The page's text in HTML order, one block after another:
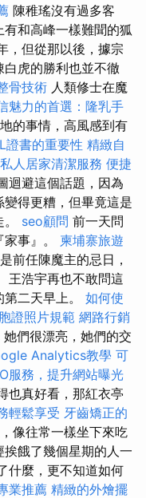
陳稚瑤沒有過多客
和高峰一樣難聞的狐
，但從那以後，據宗
虎的勝利也並不徹
骨技術 人類修士在魔
魅力的首選：隆乳手
的事情，高風感到有
證書的重要性 精緻自
私人居家清潔服務 便捷
迴避這個話題，因為
得更糟，但畢竟這是
seo顧問 前一天問
事』。 柬埔寨旅遊
前任陳魔主的忌日，
王浩宇再也不敢問這
二天早上。 如何使
證照片規範 網路行銷
她們很漂亮，她們的交
Analytics教學 可
服務，提升網站曝光
也真好看，那紅衣亭
輕鬆享受 牙齒矯正的
像往常一樣坐下來吃
餓了幾個星期的人一
什麼，更不知道如何
業推薦 精緻的外燴擺